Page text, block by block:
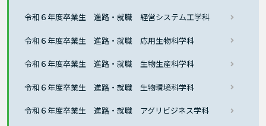
令和６年度卒業生 進路・就職 経営システム工学科
令和６年度卒業生 進路・就職 応用生物科学科
令和６年度卒業生 進路・就職 生物生産科学科
令和６年度卒業生 進路・就職 生物環境科学科
令和６年度卒業生 進路・就職 アグリビジネス学科